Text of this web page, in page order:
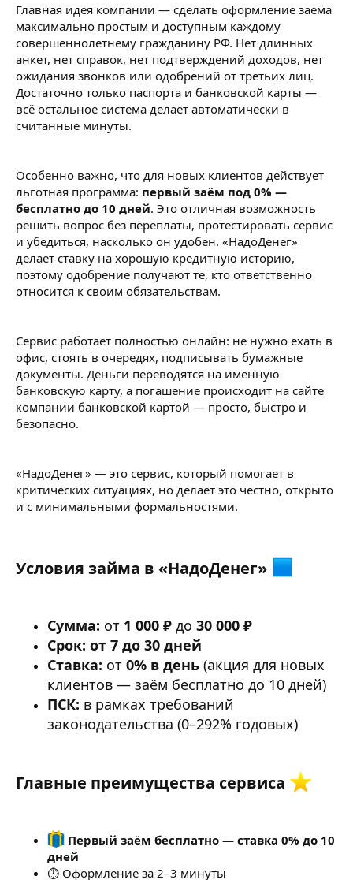
Главная идея компании — сделать оформление заёма
максимально простым и доступным каждому
совершеннолетнему гражданину РФ. Нет длинных
анкет, нет справок, нет подтверждений доходов, нет
ожидания звонков или одобрений от третьих лиц.
Достаточно только паспорта и банковской карты —
всё остальное система делает автоматически в
считанные минуты.
Особенно важно, что для новых клиентов действует
льготная программа: первый заём под 0% —
бесплатно до 10 дней. Это отличная возможность
решить вопрос без переплаты, протестировать сервис
и убедиться, насколько он удобен. «НадоДенег»
делает ставку на хорошую кредитную историю,
поэтому одобрение получают те, кто ответственно
относится к своим обязательствам.
Сервис работает полностью онлайн: не нужно ехать в
офис, стоять в очередях, подписывать бумажные
документы. Деньги переводятся на именную
банковскую карту, а погашение происходит на сайте
компании банковской картой — просто, быстро и
безопасно.
«НадоДенег» — это сервис, который помогает в
критических ситуациях, но делает это честно, открыто
и с минимальными формальностями.
Условия займа в «НадоДенег»
Сумма: от 1 000 ₽ до 30 000 ₽
Срок: от 7 до 30 дней
Ставка: от 0% в день (акция для новых
клиентов — заём бесплатно до 10 дней)
ПСК: в рамках требований
законодательства (0–292% годовых)
Главные преимущества сервиса
Первый заём бесплатно — ставка 0% до 10
дней
⏱ Оформление за 2–3 минуты